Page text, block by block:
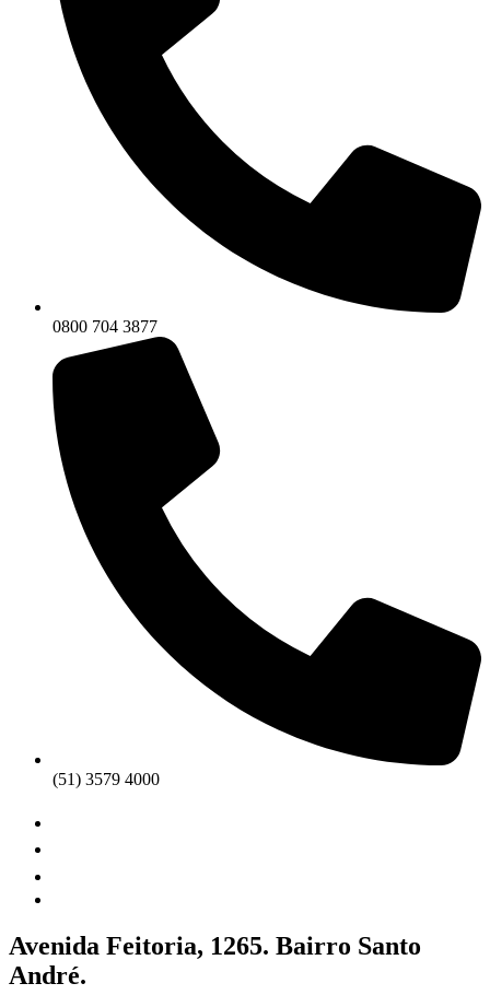
0800 704 3877
(51) 3579 4000
Avenida Feitoria, 1265. Bairro Santo
André.